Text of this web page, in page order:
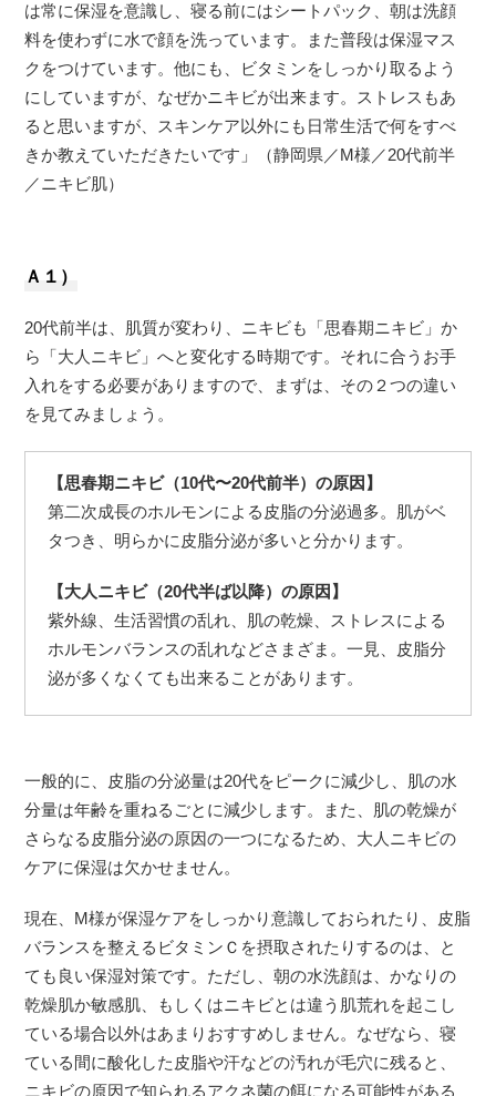
は常に保湿を意識し、寝る前にはシートパック、朝は洗顔
料を使わずに水で顔を洗っています。また普段は保湿マス
クをつけています。他にも、ビタミンをしっかり取るよう
にしていますが、なぜかニキビが出来ます。ストレスもあ
ると思いますが、スキンケア以外にも日常生活で何をすべ
きか教えていただきたいです」（静岡県／M様／20代前半
／ニキビ肌）
Ａ１）
20代前半は、肌質が変わり、ニキビも「思春期ニキビ」か
ら「大人ニキビ」へと変化する時期です。それに合うお手
入れをする必要がありますので、まずは、その２つの違い
を見てみましょう。
【思春期ニキビ（10代〜20代前半）の原因】
第二次成長のホルモンによる皮脂の分泌過多。肌がベ
タつき、明らかに皮脂分泌が多いと分かります。
【大人ニキビ（20代半ば以降）の原因】
紫外線、生活習慣の乱れ、肌の乾燥、ストレスによる
ホルモンバランスの乱れなどさまざま。一見、皮脂分
泌が多くなくても出来ることがあります。
一般的に、皮脂の分泌量は20代をピークに減少し、肌の水
分量は年齢を重ねるごとに減少します。また、肌の乾燥が
さらなる皮脂分泌の原因の一つになるため、大人ニキビの
ケアに保湿は欠かせません。
現在、M様が保湿ケアをしっかり意識しておられたり、皮脂
バランスを整えるビタミンＣを摂取されたりするのは、と
ても良い保湿対策です。ただし、朝の水洗顔は、かなりの
乾燥肌か敏感肌、もしくはニキビとは違う肌荒れを起こし
ている場合以外はあまりおすすめしません。なぜなら、寝
ている間に酸化した皮脂や汗などの汚れが毛穴に残ると、
ニキビの原因で知られるアクネ菌の餌になる可能性がある